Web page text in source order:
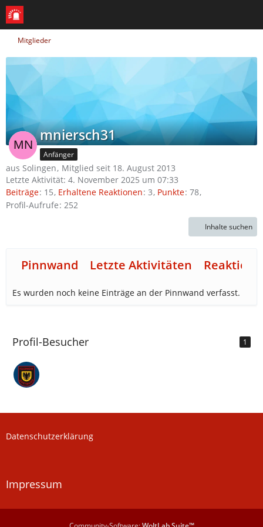
Mitglieder
mniersch31
Anfänger
aus Solingen Mitglied seit 18. August 2013
Letzte Aktivität: 4. November 2025 um 07:33
Beiträge 15 Erhaltene Reaktionen 3 Punkte 78
Profil-Aufrufe 252
Inhalte suchen
Pinnwand Letzte Aktivitäten
Es wurden noch keine Einträge an der Pinnwand verfasst.
Profil-Besucher 1
Datenschutzerklärung
Impressum